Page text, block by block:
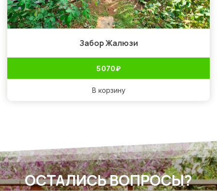
Забор Жалюзи
5 070₽
В корзину
ОСТАЛИСЬ ВОПРОСЫ?